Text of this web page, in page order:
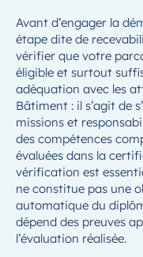
Avant d’engager la
étape dite de
vérifier que votre
éligible et surtout
adéquation avec les
Bâtiment : il s’agit de
missions et
des compétences
évaluées dans la
vérification est
ne constitue pas une
automatique du
dépend des preuves
l’évaluation réalisée.